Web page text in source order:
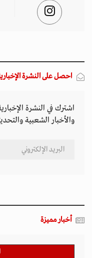
احصل على النشرة
اشترك في النشرة
والأخبار الشعبية
أخبار مميزة